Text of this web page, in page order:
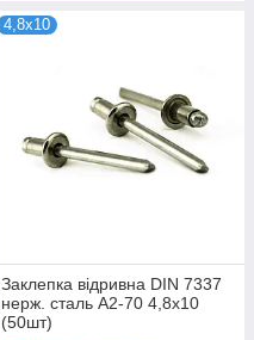
4,8х10
Заклепка відривна DIN 7337
нерж. сталь А2-70 4,8х10
(50шт)